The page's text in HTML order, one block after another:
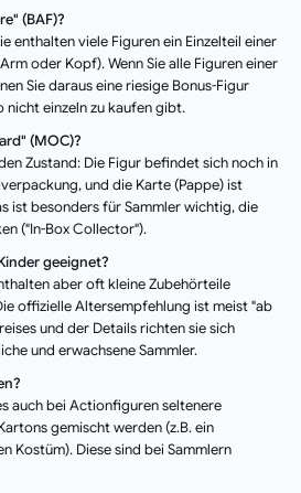
(BAF)?
enthalten viele Figuren ein Einzelteil einer
oder Kopf). Wenn Sie alle Figuren einer
Sie daraus eine riesige Bonus-Figur
nicht einzeln zu kaufen gibt.
(MOC)?
Zustand: Die Figur befindet sich noch in
und die Karte (Pappe) ist
ist besonders für Sammler wichtig, die
("In-Box Collector").
geeignet?
aber oft kleine Zubehörteile
offizielle Altersempfehlung ist meist "ab
und der Details richten sie sich
und erwachsene Sammler.
auch bei Actionfiguren seltenere
gemischt werden (z.B. ein
Kostüm). Diese sind bei Sammlern